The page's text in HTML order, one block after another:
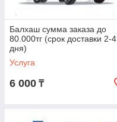
Балхаш сумма заказа до
80.000тг (срок доставки 2-4
дня)
Услуга
6 000 ₸